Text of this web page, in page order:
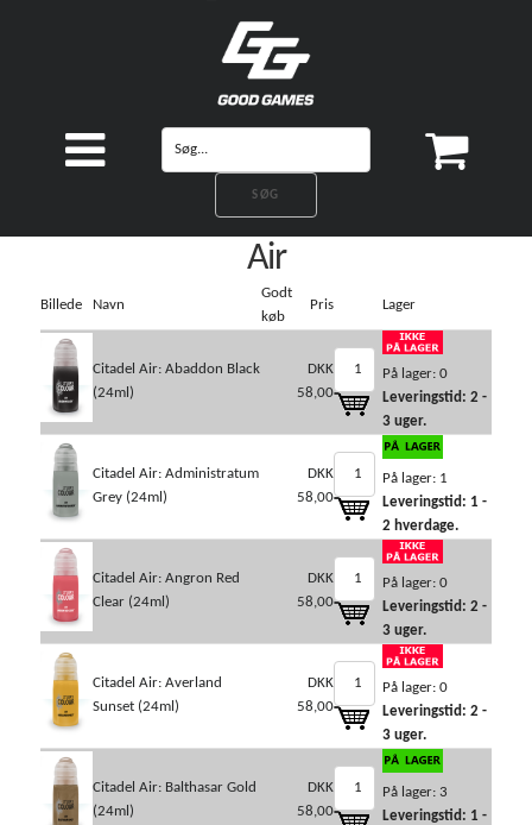
Air
Billede Navn
Godt
køb
Pris Lager
Citadel Air: Abaddon Black
(24ml)
DKK
58,00
På lager: 0
Leveringstid: 2 -
3 uger.
Citadel Air: Administratum
Grey (24ml)
DKK
58,00
På lager: 1
Leveringstid: 1 -
2 hverdage.
Citadel Air: Angron Red
Clear (24ml)
DKK
58,00
På lager: 0
Leveringstid: 2 -
3 uger.
Citadel Air: Averland
Sunset (24ml)
DKK
58,00
På lager: 0
Leveringstid: 2 -
3 uger.
Citadel Air: Balthasar Gold
(24ml)
DKK
58,00
På lager: 3
Leveringstid: 1 -